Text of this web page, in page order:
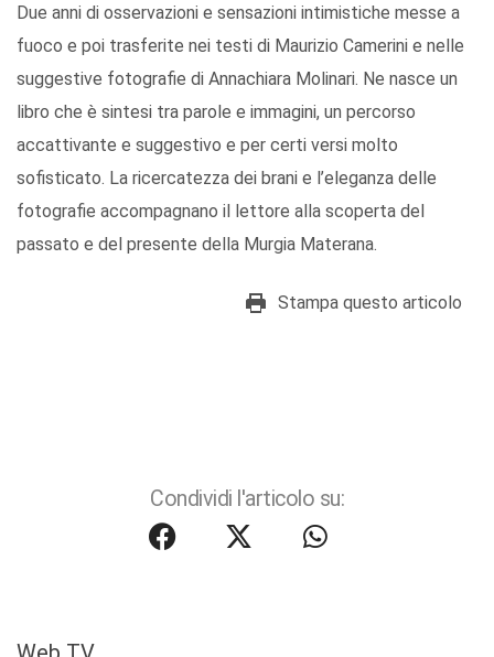
Due anni di osservazioni e sensazioni intimistiche messe a
fuoco e poi trasferite nei testi di Maurizio Camerini e nelle
suggestive fotografie di Annachiara Molinari. Ne nasce un
libro che è sintesi tra parole e immagini, un percorso
accattivante e suggestivo e per certi versi molto
sofisticato. La ricercatezza dei brani e l’eleganza delle
fotografie accompagnano il lettore alla scoperta del
passato e del presente della Murgia Materana.
Stampa questo articolo
Condividi l'articolo su: